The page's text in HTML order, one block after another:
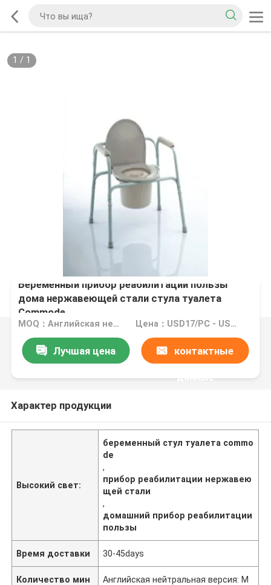
1 / 1
Беременный прибор реабилитации пользы
дома нержавеющей стали стула туалета
Commode
MOQ：Английская нейтральная версия: MOQ 10PC/OEM: MOQ 100PCS Цена：USD17/PC - USD25/PC
Лучшая цена контактные
данные
Характер продукции
Высокий свет:
беременный стул туалета commo
de
,
прибор реабилитации нержавею
щей стали
,
домашний прибор реабилитации
пользы
Время доставки 30-45days
Количество мин
Английская нейтральная версия: M